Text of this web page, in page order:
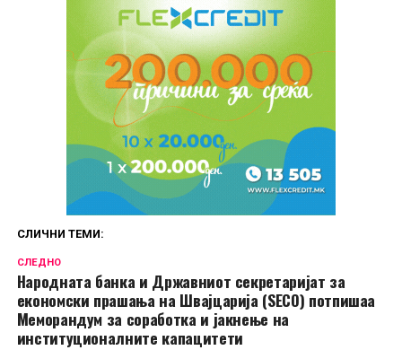
СЛИЧНИ ТЕМИ:
СЛЕДНО
Народната банка и Државниот секретаријат за
економски прашања на Швајцарија (SECO) потпишаа
Меморандум за соработка и јакнење на
институционалните капацитети